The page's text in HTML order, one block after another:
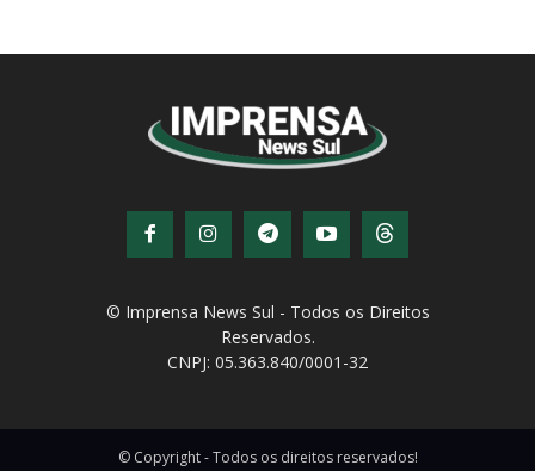
© Imprensa News Sul - Todos os Direitos
Reservados.
CNPJ: 05.363.840/0001-32
© Copyright - Todos os direitos reservados!